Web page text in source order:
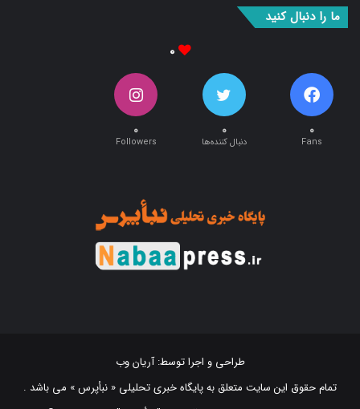
ما را دنبال کنید
۰
۰
Fans
۰
دنبال کننده‌ها
۰
Followers
طراحی و اجرا توسط:آریان وب
تمام حقوق این سایت متعلق به پایگاه خبری تحلیلی « نبأپرس » می باشد .